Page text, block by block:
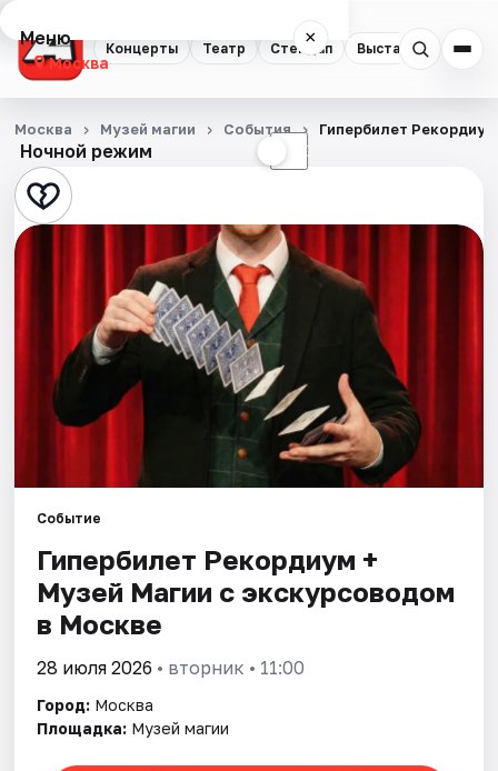
Концерты Театр Стендап Выставки
Меню ×
Москва
Концерты
Театр
Стендап
Экскурсии
Спорт
Города
Площадки
Артисты
Рейтинги
Ночной режим ☾
Москва Музей магии События Гипербилет
Событие
Гипербилет Рекордиум +
Музей Магии с экскурсоводом
в Москве
28 июля 2026 • вторник • 11:00
Город: Москва
Площадка: Музей магии